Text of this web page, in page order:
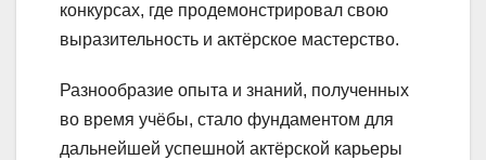
конкурсах, где продемонстрировал свою
выразительность и актёрское мастерство.
Разнообразие опыта и знаний, полученных
во время учёбы, стало фундаментом для
дальнейшей успешной актёрской карьеры